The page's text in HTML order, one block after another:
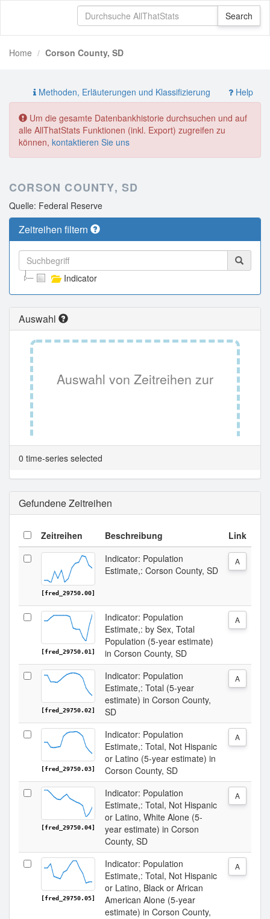
Home Corson County, SD
Methoden, Erläuterungen und Klassifizierung Help
Um die gesamte Datenbankhistorie durchsuchen und auf
alle AllThatStats Funktionen (inkl. Export) zugreifen zu
können, kontaktieren Sie uns
CORSON COUNTY, SD
Quelle: Federal Reserve
Zeitreihen filtern
Indicator
Auswahl
Auswahl von Zeitreihen zur
Tabellenansicht.
0 time-series selected
Gefundene Zeitreihen
Zeitreihen Beschreibung Link
[fred_29750.00]
Indicator: Population
Estimate,: Corson County, SD
A
[fred_29750.01]
Indicator: Population
Estimate,: by Sex, Total
Population (5-year estimate)
in Corson County, SD
A
[fred_29750.02]
Indicator: Population
Estimate,: Total (5-year
estimate) in Corson County,
SD
A
[fred_29750.03]
Indicator: Population
Estimate,: Total, Not Hispanic
or Latino (5-year estimate) in
Corson County, SD
A
[fred_29750.04]
Indicator: Population
Estimate,: Total, Not Hispanic
or Latino, White Alone (5-
year estimate) in Corson
County, SD
A
[fred_29750.05]
Indicator: Population
Estimate,: Total, Not Hispanic
or Latino, Black or African
American Alone (5-year
estimate) in Corson County,
A